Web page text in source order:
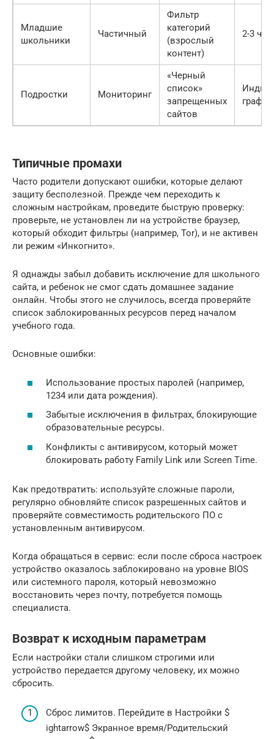
Младшие
школьники
Частичный
Фильтр
категорий
(взрослый
контент)
2-3
Подростки Мониторинг
«Черный
список»
запрещенных
сайтов
график
Типичные промахи
Часто родители допускают ошибки, которые делают
защиту бесполезной. Прежде чем переходить к
сложным настройкам, проведите быструю проверку:
проверьте, не установлен ли на устройстве браузер,
который обходит фильтры (например, Tor), и не активен
ли режим «Инкогнито».
Я однажды забыл добавить исключение для школьного
сайта, и ребенок не смог сдать домашнее задание
онлайн. Чтобы этого не случилось, всегда проверяйте
список заблокированных ресурсов перед началом
учебного года.
Основные ошибки:
Использование простых паролей (например,
1234 или дата рождения).
Забытые исключения в фильтрах, блокирующие
образовательные ресурсы.
Конфликты с антивирусом, который может
блокировать работу Family Link или Screen Time.
Как предотвратить: используйте сложные пароли,
регулярно обновляйте список разрешенных сайтов и
проверяйте совместимость родительского ПО с
установленным антивирусом.
Когда обращаться в сервис: если после сброса настроек
устройство оказалось заблокировано на уровне BIOS
или системного пароля, который невозможно
восстановить через почту, потребуется помощь
специалиста.
Возврат к исходным параметрам
Если настройки стали слишком строгими или
устройство передается другому человеку, их можно
сбросить.
Сброс лимитов. Перейдите в Настройки $
ightarrow$ Экранное время/Родительский